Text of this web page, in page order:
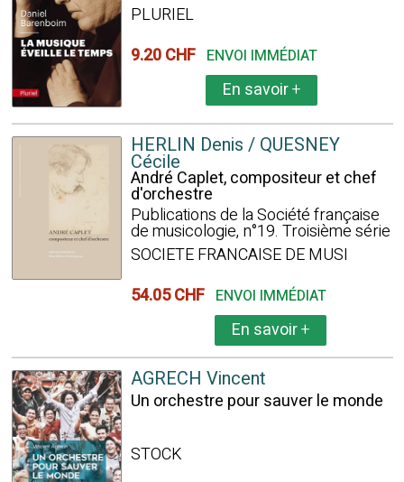
PLURIEL
9.20 CHF ENVOI IMMÉDIAT
En savoir+
HERLIN Denis / QUESNEY
Cécile
André Caplet, compositeur et chef
d'orchestre
Publications de la Société française
de musicologie, n°19. Troisième série
SOCIETE FRANCAISE DE MUSI
54.05 CHF ENVOI IMMÉDIAT
En savoir+
AGRECH Vincent
Un orchestre pour sauver le monde
STOCK